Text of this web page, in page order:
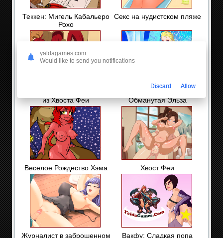
Теккен: Мигель Кабальеро
Рохо
Секс на нудистском пляже
из Хвоста Феи
Обманутая Эльза
Веселое Рождество Хэма Хвост Феи
Журналист в заброшенном Вакфу: Сладкая попа
yaldagames.com
Would like to send you notifications
Discard Allow